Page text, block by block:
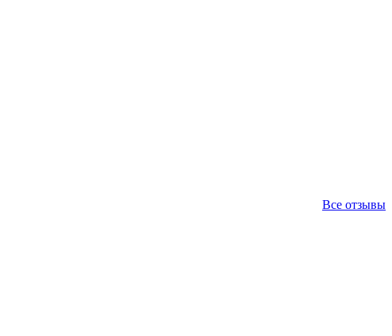
Все отзывы